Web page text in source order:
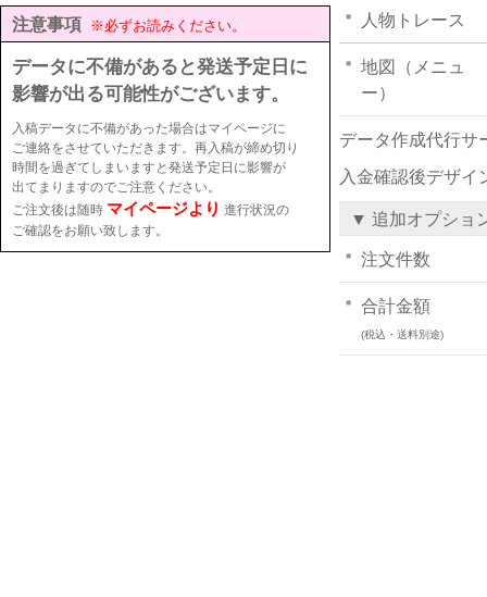
注意事項 ※必ずお読みください。
データに不備があると発送予定日に
影響が出る可能性がございます。
入稿データに不備があった場合はマイページに
ご連絡をさせていただきます。再入稿が締め切り
時間を過ぎてしまいますと発送予定日に影響が
出てまりますのでご注意ください。
ご注文後は随時 マイページより 進行状況の
ご確認をお願い致します。
人物トレース
地図（メニュ
ー）
データ作成代行サ
入金確認後デザイ
▼ 追加オプショ
注文件数
合計金額
(税込・送料別途)